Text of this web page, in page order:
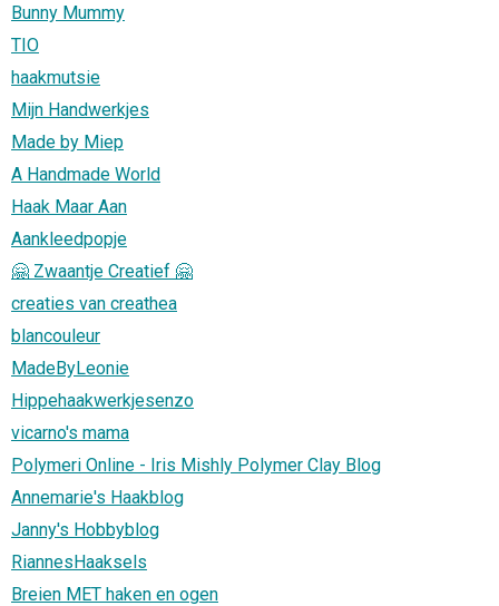
Bunny Mummy
TIO
haakmutsie
Mijn Handwerkjes
Made by Miep
A Handmade World
Haak Maar Aan
Aankleedpopje
🤗 Zwaantje Creatief 🤗
creaties van creathea
blancouleur
MadeByLeonie
Hippehaakwerkjesenzo
vicarno's mama
Polymeri Online - Iris Mishly Polymer Clay Blog
Annemarie's Haakblog
Janny's Hobbyblog
RiannesHaaksels
Breien MET haken en ogen